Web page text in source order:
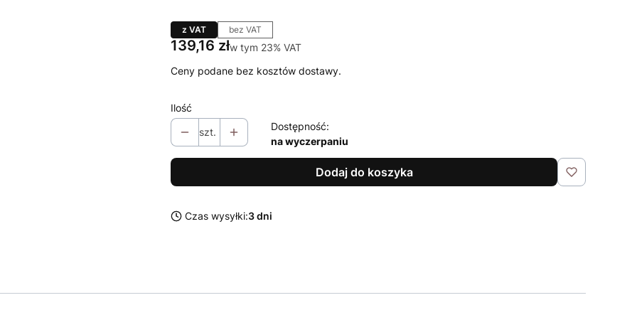
z VAT bez VAT
Cena
139,16 złw tym 23% VAT
w tym 23% VAT
Ceny podane bez kosztów dostawy.
Ilość
szt.
Dostępność:
na wyczerpaniu
Dodaj do koszyka
Czas wysyłki:3 dni